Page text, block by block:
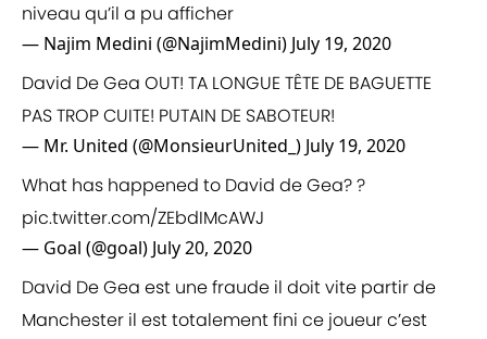
niveau qu’il a pu afficher
— Najim Medini (@NajimMedini) July 19, 2020
David De Gea OUT! TA LONGUE TÊTE DE BAGUETTE
PAS TROP CUITE! PUTAIN DE SABOTEUR!
— Mr. United (@MonsieurUnited_) July 19, 2020
What has happened to David de Gea? ?
pic.twitter.com/ZEbdIMcAWJ
— Goal (@goal) July 20, 2020
David De Gea est une fraude il doit vite partir de
Manchester il est totalement fini ce joueur c’est